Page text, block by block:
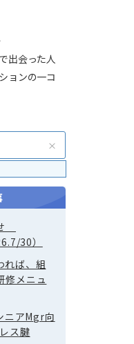
出会った人
ョンの一コ
30）
れば、組
修メニュ
ニアMgr向
ス腱